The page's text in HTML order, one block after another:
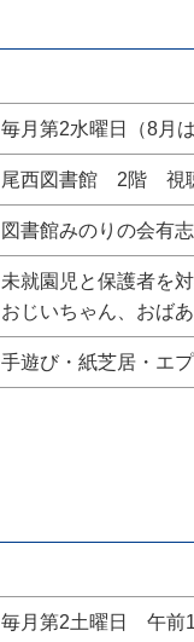
毎月第2水曜日（8月
尾西図書館 2階 視
図書館みのりの会有志
未就園児と保護者を
おじいちゃん、おば
手遊び・紙芝居・エ
毎月第2土曜日 午前